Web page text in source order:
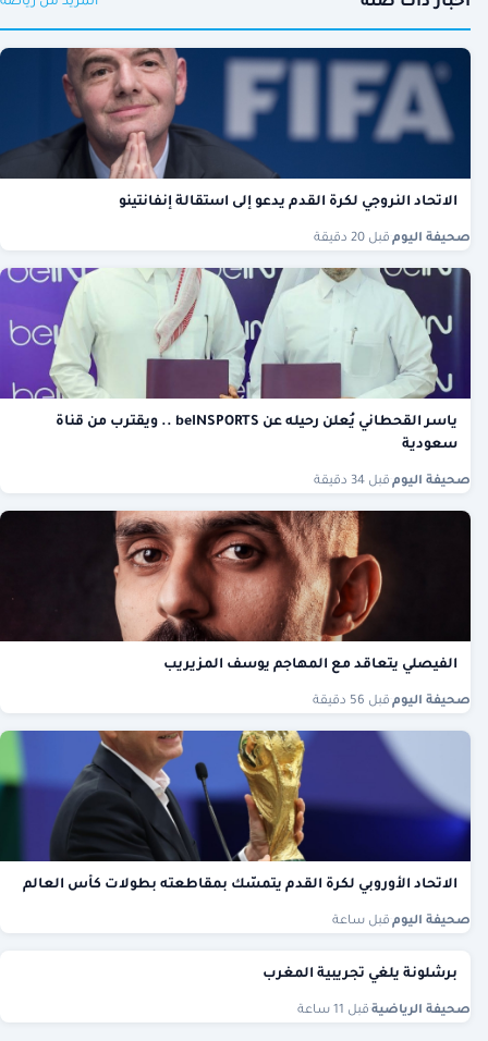
الاتحاد النروجي لكرة القدم يدعو إلى استقالة إنفانتينو
صحيفة اليوم قبل 20 دقيقة
ياسر القحطاني يُعلن رحيله عن beINSPORTS .. ويقترب من قناة
سعودية
صحيفة اليوم قبل 34 دقيقة
الفيصلي يتعاقد مع المهاجم يوسف المزيريب
صحيفة اليوم قبل 56 دقيقة
الاتحاد الأوروبي لكرة القدم يتمسّك بمقاطعته بطولات كأس العالم
صحيفة اليوم قبل ساعة
برشلونة يلغي تجريبية المغرب
صحيفة الرياضية قبل 11 ساعة